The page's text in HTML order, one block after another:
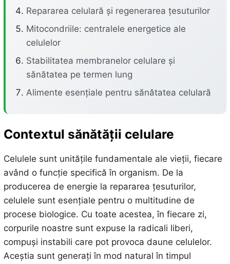
Repararea celulară și regenerarea țesuturilor
Mitocondriile: centralele energetice ale
celulelor
Stabilitatea membranelor celulare și
sănătatea pe termen lung
Alimente esențiale pentru sănătatea celulară
Contextul sănătății celulare
Celulele sunt unitățile fundamentale ale vieții, fiecare
având o funcție specifică în organism. De la
producerea de energie la repararea țesuturilor,
celulele sunt esențiale pentru o multitudine de
procese biologice. Cu toate acestea, în fiecare zi,
corpurile noastre sunt expuse la radicali liberi,
compuși instabili care pot provoca daune celulelor.
Aceștia sunt generați în mod natural în timpul